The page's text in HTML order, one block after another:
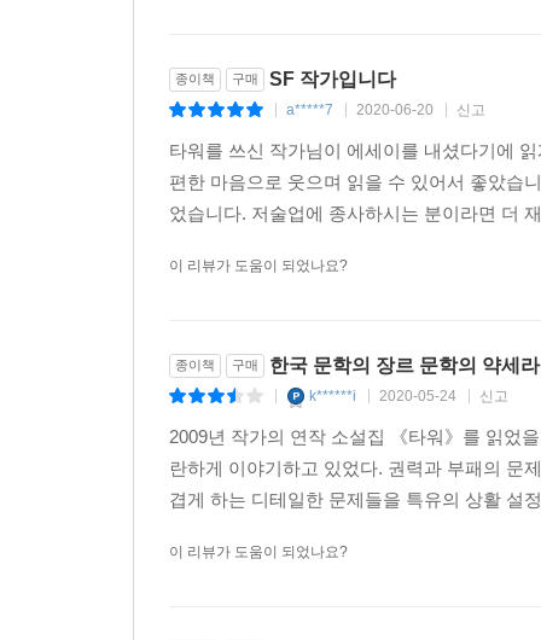
종이책 구매 SF 작가입니다
a*****7 2020-06-20 신고
타워를 쓰신 작가님이 에세이를 내셨다기에
편한 마음으로 웃으며 읽을 수 있어서 좋았습
었습니다. 저술업에 종사하시는 분이라면 더
이 리뷰가 도움이 되었나요?
종이책 구매 한국 문학의 장르 문학의 약세
k******i 2020-05-24 신고
2009년 작가의 연작 소설집 《타워》를 읽었
란하게 이야기하고 있었다. 권력과 부패의 문
겹게 하는 디테일한 문제들을 특유의 상활 설
이 리뷰가 도움이 되었나요?